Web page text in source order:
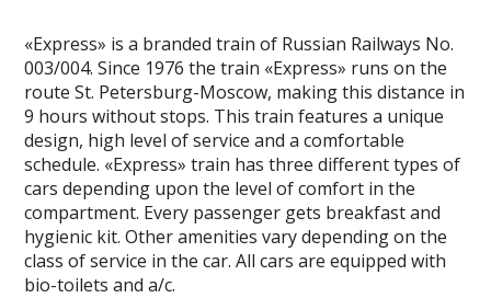
«Express» is a branded train of Russian Railways No.
003/004. Since 1976 the train «Express» runs on the
route St. Petersburg-Moscow, making this distance in
9 hours without stops. This train features a unique
design, high level of service and a comfortable
schedule. «Express» train has three different types of
cars depending upon the level of comfort in the
compartment. Every passenger gets breakfast and
hygienic kit. Other amenities vary depending on the
class of service in the car. All cars are equipped with
bio-toilets and a/c.